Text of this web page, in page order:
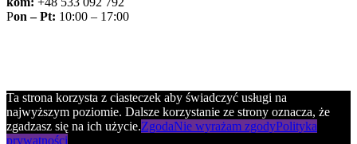
Pon – Pt: 10:00 – 17:00
Ta strona korzysta z ciasteczek aby świadczyć usługi na
najwyższym poziomie. Dalsze korzystanie ze strony oznacza, że
zgadzasz się na ich użycie.ZgodaNie wyrażam zgodyPolityka
prywatności